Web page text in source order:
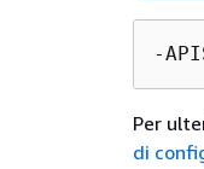
-
Per
di